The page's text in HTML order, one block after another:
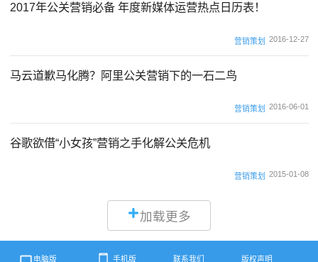
2017年公关营销必备 年度新媒体运营热点日历表！
营销策划 2016-12-27
马云道歉马化腾？阿里公关营销下的一石二鸟
营销策划 2016-06-01
谷歌欲借“小女孩”营销之手化解公关危机
营销策划 2015-01-08
加载更多
电脑版 手机版 联系我们 版权声明